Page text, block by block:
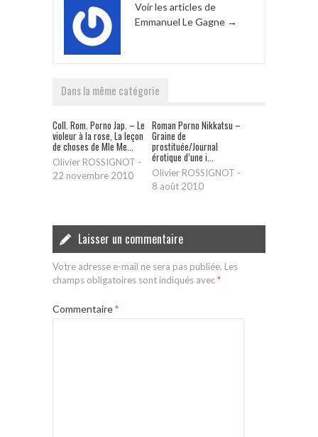
Voir les articles de
Emmanuel Le Gagne →
Dans la même catégorie
Coll. Rom. Porno Jap. – Le
violeur à la rose, La leçon
de choses de Mle Me...
Olivier ROSSIGNOT -
22 novembre 2010
Roman Porno Nikkatsu –
Graine de
prostituée/Journal
érotique d’une i...
Olivier ROSSIGNOT -
8 août 2010
Laisser un commentaire
Votre adresse e-mail ne sera pas publiée. Les
champs obligatoires sont indiqués avec*
Commentaire*